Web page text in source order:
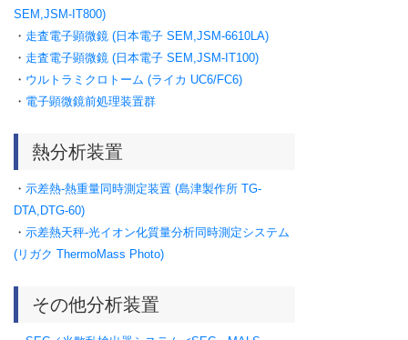
SEM,JSM-IT800)
・ 走査電子顕微鏡 (日本電子 SEM,JSM-6610LA)
・ 走査電子顕微鏡 (日本電子 SEM,JSM-IT100)
・ ウルトラミクロトーム (ライカ UC6/FC6)
・ 電子顕微鏡前処理装置群
熱分析装置
・ 示差熱-熱重量同時測定装置 (島津製作所 TG-
DTA,DTG-60)
・ 示差熱天秤-光イオン化質量分析同時測定システム
(リガク ThermoMass Photo)
その他分析装置